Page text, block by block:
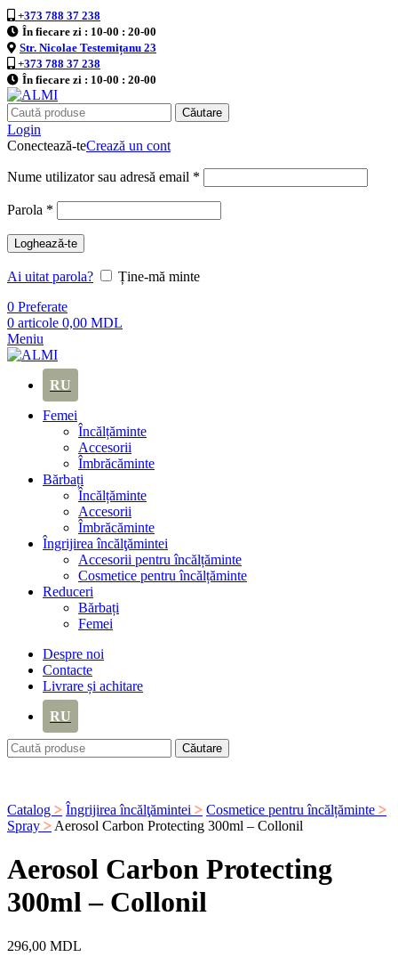
+373 788 37 238
În fiecare zi : 10-00 : 20-00
Str. Nicolae Testemițanu 23
+373 788 37 238
În fiecare zi : 10-00 : 20-00
Căutare
Login
Conectează-teCrează un cont
Nume utilizator sau adresă email *
Parola *
Loghează-te
Ai uitat parola?
Ține-mă minte
0 Preferate
0 articole 0,00 MDL
Meniu
RU
Femei
Încălțăminte
Accesorii
Îmbrăcăminte
Bărbați
Încălțăminte
Accesorii
Îmbrăcăminte
Îngrijirea încălţămintei
Accesorii pentru încălțăminte
Cosmetice pentru încălțăminte
Reduceri
Bărbați
Femei
Despre noi
Contacte
Livrare și achitare
RU
Căutare
Catalog Îngrijirea încălţămintei
Cosmetice pentru încălțăminte
Spray
Aerosol Carbon Protecting 300ml – Collonil
Aerosol Carbon Protecting
300ml – Collonil
296,00 MDL